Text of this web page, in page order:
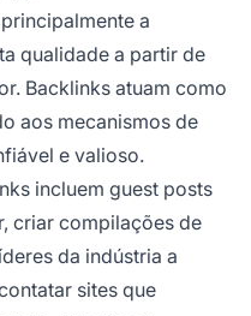
a
qualidade a partir de
Backlinks atuam como
aos mecanismos de
e valioso.
incluem guest posts
criar compilações de
da indústria a
sites que